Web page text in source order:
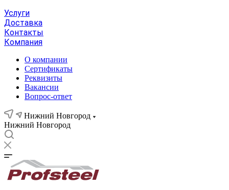
Услуги
Доставка
Контакты
Компания
О компании
Сертификаты
Реквизиты
Вакансии
Вопрос-ответ
Нижний Новгород
Нижний Новгород